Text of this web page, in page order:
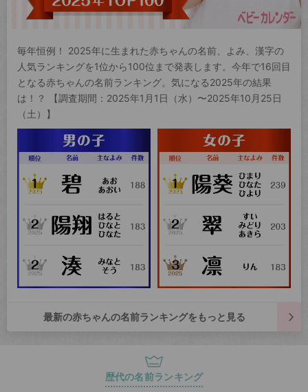
毎年恒例！ 2025年に生まれた赤ちゃんの名前、よみ、漢字の
人気ランキングを1位から100位まで発表します。今年で16回目
となる赤ちゃんの名前ランキング。気になる2025年の結果
は！？ 【調査期間：2025年1月1日（水）〜2025年10月25日
（土）】
最新の赤ちゃんの名前ランキングをもっと見る
歴代の名前ランキング